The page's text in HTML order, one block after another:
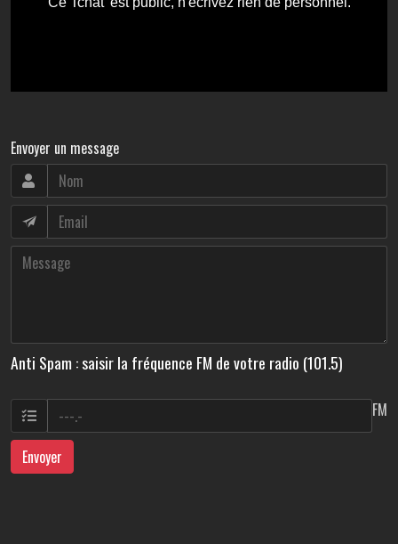
Envoyer un message
Anti Spam : saisir la fréquence FM de votre radio (101.5)
FM
Envoyer